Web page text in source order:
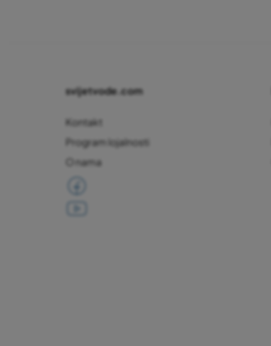
svijetvode.com
Kontakt
Program lojalnosti
O nama